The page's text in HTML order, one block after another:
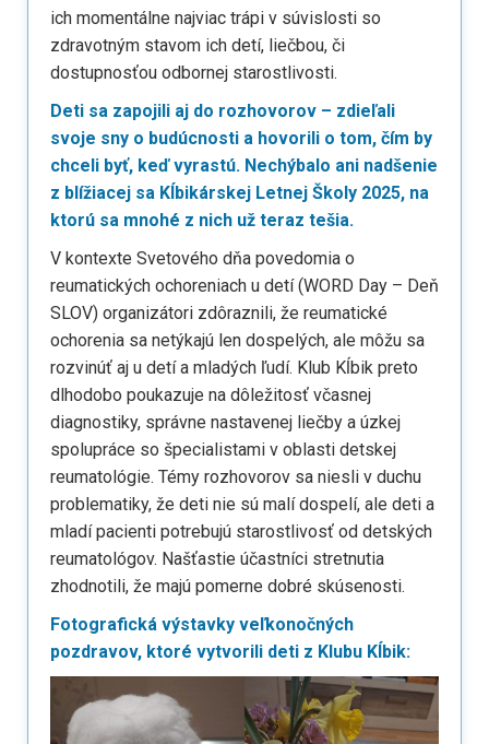
ich momentálne najviac trápi v súvislosti so
zdravotným stavom ich detí, liečbou, či
dostupnosťou odbornej starostlivosti.
Deti sa zapojili aj do rozhovorov – zdieľali
svoje sny o budúcnosti a hovorili o tom, čím by
chceli byť, keď vyrastú. Nechýbalo ani nadšenie
z blížiacej sa Kĺbikárskej Letnej Školy 2025, na
ktorú sa mnohé z nich už teraz tešia.
V kontexte Svetového dňa povedomia o
reumatických ochoreniach u detí (WORD Day – Deň
SLOV) organizátori zdôraznili, že reumatické
ochorenia sa netýkajú len dospelých, ale môžu sa
rozvinúť aj u detí a mladých ľudí. Klub Kĺbik preto
dlhodobo poukazuje na dôležitosť včasnej
diagnostiky, správne nastavenej liečby a úzkej
spolupráce so špecialistami v oblasti detskej
reumatológie. Témy rozhovorov sa niesli v duchu
problematiky, že deti nie sú malí dospelí, ale deti a
mladí pacienti potrebujú starostlivosť od detských
reumatológov. Našťastie účastníci stretnutia
zhodnotili, že majú pomerne dobré skúsenosti.
Fotografická výstavky veľkonočných
pozdravov, ktoré vytvorili deti z Klubu Kĺbik: